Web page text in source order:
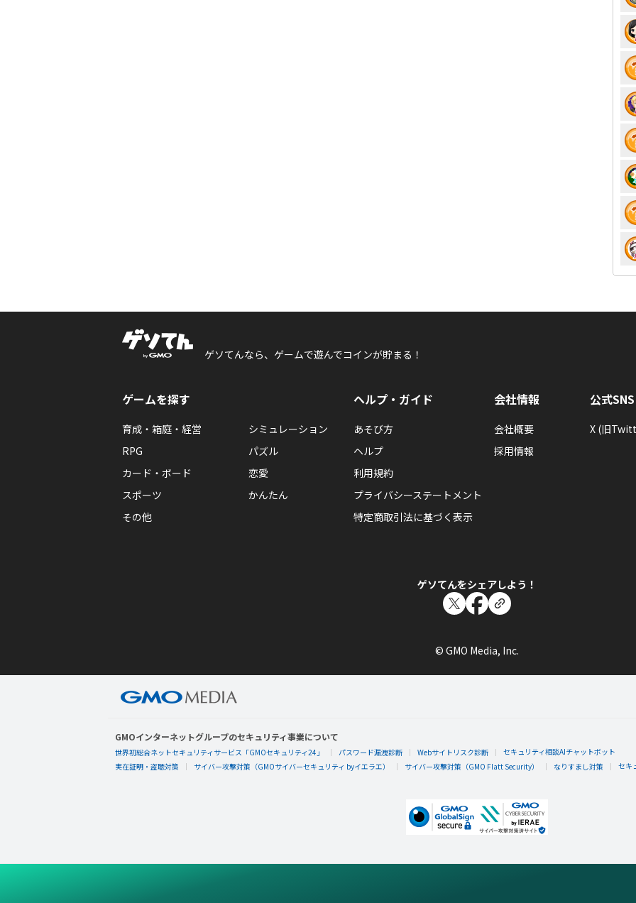
ゲソてんなら、ゲームで遊んでコインが貯まる！
ゲームを探す
育成・箱庭・経営
シミュレーション
RPG
パズル
カード・ボード
恋愛
スポーツ
かんたん
その他
ヘルプ・ガイド
あそび方
ヘルプ
利用規約
プライバシーステートメント
特定商取引法に基づく表示
会社情報
会社概要
採用情報
公式SNS
X (旧
ゲソてんをシェアしよう！
© GMO Media, Inc.
GMOインターネットグループのセキュリティ事業について
世界初総合ネットセキュリティサービス「GMOセキュリティ24」 パスワード漏洩診断 Webサイトリスク診断
セキュリティ相談AIチャットボット
実在証明・盗聴対策
サイバー攻撃対策（GMOサイバーセキュリティ byイエラエ） サイバー攻撃対策（GMO Flatt Security） なりすまし対策 セキ